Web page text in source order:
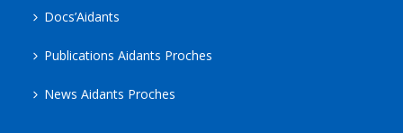
Docs’Aidants
Publications Aidants Proches
News Aidants Proches